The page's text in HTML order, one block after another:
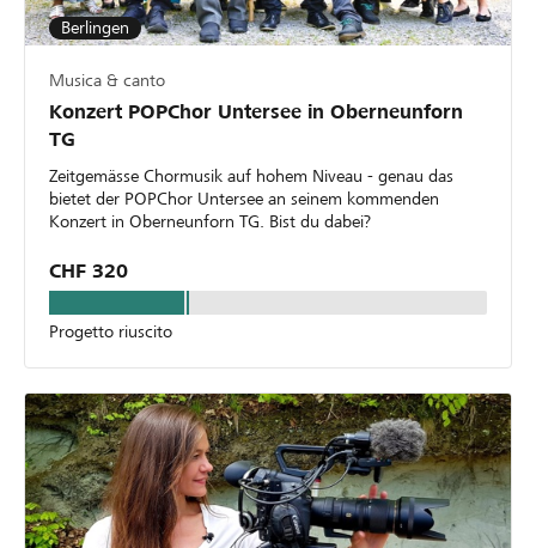
Berlingen
Musica & canto
Konzert POPChor Untersee in Oberneunforn
TG
Zeitgemässe Chormusik auf hohem Niveau - genau das
bietet der POPChor Untersee an seinem kommenden
Konzert in Oberneunforn TG. Bist du dabei?
CHF 320
Progetto riuscito